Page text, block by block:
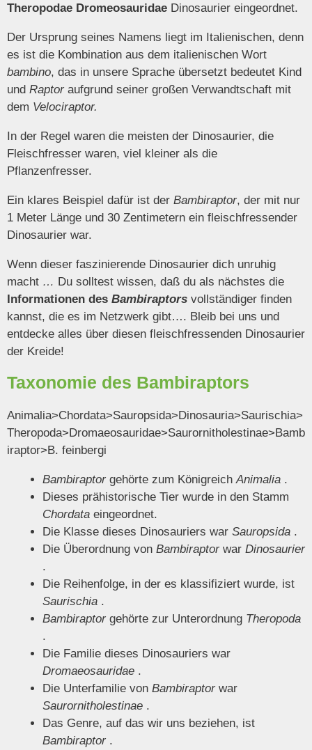
Theropodae Dromeosauridae Dinosaurier eingeordnet.
Der Ursprung seines Namens liegt im Italienischen, denn
es ist die Kombination aus dem italienischen Wort
bambino, das in unsere Sprache übersetzt bedeutet Kind
und Raptor aufgrund seiner großen Verwandtschaft mit
dem Velociraptor.
In der Regel waren die meisten der Dinosaurier, die
Fleischfresser waren, viel kleiner als die
Pflanzenfresser.
Ein klares Beispiel dafür ist der Bambiraptor, der mit nur
1 Meter Länge und 30 Zentimetern ein fleischfressender
Dinosaurier war.
Wenn dieser faszinierende Dinosaurier dich unruhig
macht … Du solltest wissen, daß du als nächstes die
Informationen des Bambiraptors vollständiger finden
kannst, die es im Netzwerk gibt…. Bleib bei uns und
entdecke alles über diesen fleischfressenden Dinosaurier
der Kreide!
Taxonomie des Bambiraptors
Animalia>Chordata>Sauropsida>Dinosauria>Saurischia>
Theropoda>Dromaeosauridae>Saurornitholestinae>Bamb
iraptor>B. feinbergi
Bambiraptor gehörte zum Königreich Animalia .
Dieses prähistorische Tier wurde in den Stamm
Chordata eingeordnet.
Die Klasse dieses Dinosauriers war Sauropsida .
Die Überordnung von Bambiraptor war Dinosaurier
.
Die Reihenfolge, in der es klassifiziert wurde, ist
Saurischia .
Bambiraptor gehörte zur Unterordnung Theropoda
.
Die Familie dieses Dinosauriers war
Dromaeosauridae .
Die Unterfamilie von Bambiraptor war
Saurornitholestinae .
Das Genre, auf das wir uns beziehen, ist
Bambiraptor .